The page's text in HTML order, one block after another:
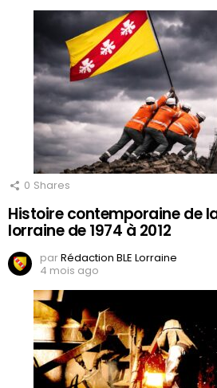
0 Shares
Histoire contemporaine de
lorraine de 1974 à 2012
parRédaction BLE Lorraine
4 mois ago